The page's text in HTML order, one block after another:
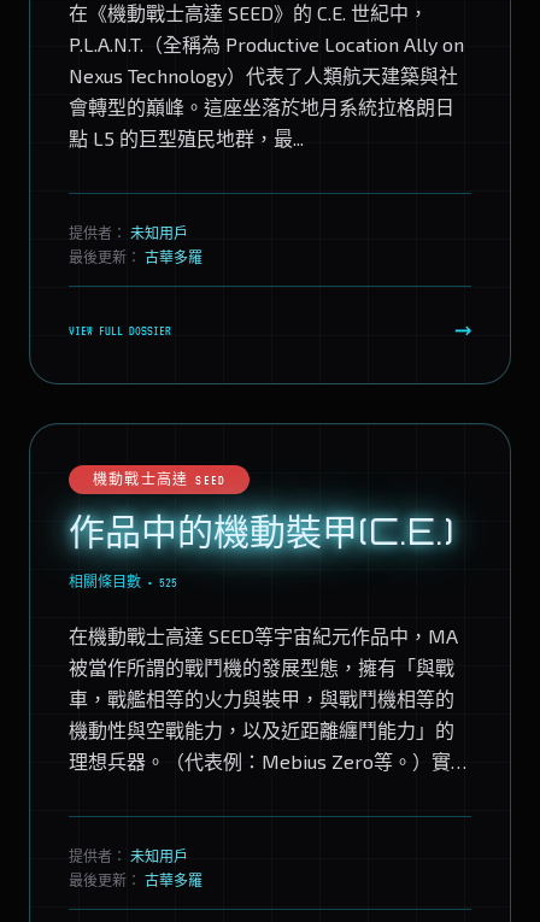
在《機動戰士高達 SEED》的 C.E. 世紀中，
P.L.A.N.T.（全稱為 Productive Location Ally on
Nexus Technology）代表了人類航天建築與社
會轉型的巔峰。這座坐落於地月系統拉格朗日
點 L5 的巨型殖民地群，最...
提供者： 未知用戶
最後更新： 古華多羅
VIEW FULL DOSSIER →
機動戰士高達 SEED
作品中的機動裝甲(C.E.)
相關條目數 • 525
在機動戰士高達 SEED等宇宙紀元作品中，MA
被當作所謂的戰鬥機的發展型態，擁有「與戰
車，戰艦相等的火力與裝甲，與戰鬥機相等的
機動性與空戰能力，以及近距離纏鬥能力」的
理想兵器。（代表例：Mebius Zero等。）實際
加...
提供者： 未知用戶
最後更新： 古華多羅